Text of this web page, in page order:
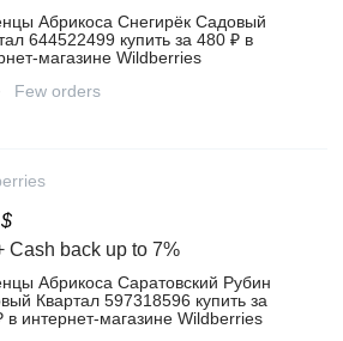
Абрикоса Снегирёк Садовый
644522499 купить за 480 ₽ в
Wildberries
Few orders
$
Cash back up to 7%
Абрикоса Саратовский Рубин
Квартал 597318596 купить за
в интернет‑магазине Wildberries